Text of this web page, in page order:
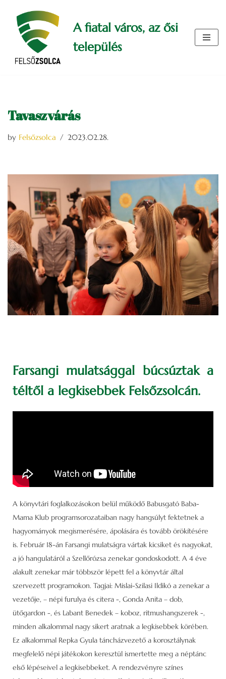
Skip
content
A fiatal város, az ősi
település
Tavaszvárás
by Felsőzsolca 2023.02.28.
Farsangi mulatsággal búcsúztak a
téltől a legkisebbek Felsőzsolcán.
A könyvtári foglalkozásokon belül működő Babusgató Baba-
Mama Klub programsorozataiban nagy hangsúlyt fektetnek a
hagyományok megismerésére, ápolására és tovább örökítésére
is. Február 18-án Farsangi mulatságra vártak kicsiket és nagyokat,
a jó hangulatáról a Szellőrózsa zenekar gondoskodott. A 4 éve
alakult zenekar már többször lépett fel a könyvtár által
szervezett programokon. Tagjai: Mislai-Szilasi Ildikó a zenekar a
vezetője, – népi furulya és citera -, Gonda Anita – dob,
ütőgardon -, és Labant Benedek – koboz, ritmushangszerek -,
minden alkalommal nagy sikert aratnak a legkisebbek körében.
Ez alkalommal Repka Gyula táncházvezető a korosztálynak
megfelelő népi játékokon keresztül ismertette meg a néptánc
első lépéseivel a legkisebbeket. A rendezvényre színes